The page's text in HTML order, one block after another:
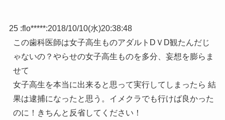
25 :flo*****:2018/10/10(水)20:38:48
この歯科医師は女子高生ものアダルトDＶD観たんだじ
ゃないの？やらせの女子高生ものを多分、妄想を膨らま
せて
女子高生を本当に出来ると思って実行してしまったら 結
果は逮捕になったと思う。イメクラでも行けば良かった
のに！きちんと反省してください！